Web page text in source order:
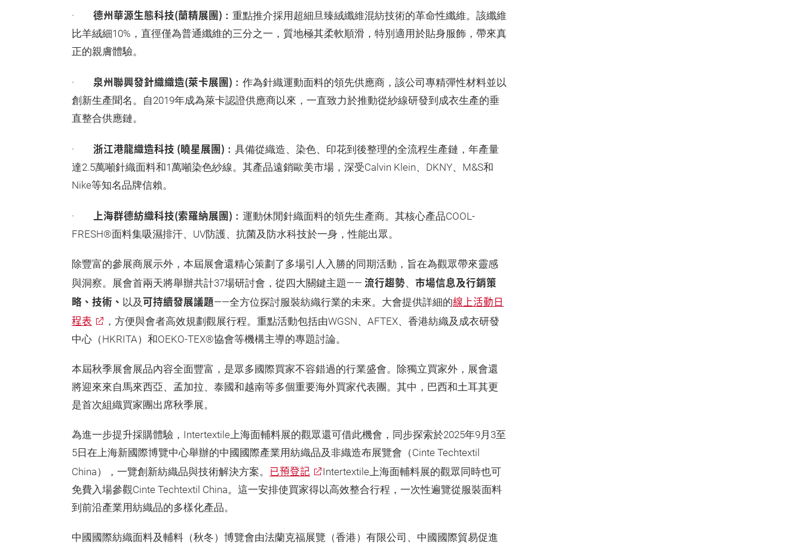
· 德州華源生態科技(蘭精展團) ︰重點推介採用超細旦臻絨纖維混紡技術的革命性纖維。該纖維
比羊絨細10%，直徑僅為普通纖維的三分之一，質地極其柔軟順滑，特別適用於貼身服飾，帶來真
正的親膚體驗。
· 泉州聯興發針織織造(萊卡展團) ︰作為針織運動面料的領先供應商，該公司專精彈性材料並以
創新生產聞名。自2019年成為萊卡認證供應商以來，一直致力於推動從紗線研發到成衣生產的垂
直整合供應鏈。
· 浙江港龍織造科技 (曉星展團) ︰具備從織造、染色、印花到後整理的全流程生產鏈，年產量
達2.5萬噸針織面料和1萬噸染色紗線。其產品遠銷歐美市場，深受Calvin Klein、DKNY、M&S和
Nike等知名品牌信賴。
· 上海群德紡織科技(索羅納展團) ︰運動休閒針織面料的領先生產商。其核心產品COOL-
FRESH®面料集吸濕排汗、UV防護、抗菌及防水科技於一身，性能出眾。
除豐富的參展商展示外，本屆展會還精心策劃了多場引人入勝的同期活動，旨在為觀眾帶來靈感
與洞察。展會首兩天將舉辦共計37場研討會，從四大關鍵主題—— 流行趨勢、 市場信息及行銷策
略、技術、 以及可持續發展議題——全方位探討服裝紡織行業的未來。大會提供詳細的線上活動日
程表
，方便與會者高效規劃觀展行程。重點活動包括由WGSN、AFTEX、香港紡織及成衣研發
中心（HKRITA）和OEKO-TEX®協會等機構主導的專題討論。
本屆秋季展會展品內容全面豐富，是眾多國際買家不容錯過的行業盛會。除獨立買家外，展會還
將迎來來自馬來西亞、孟加拉、泰國和越南等多個重要海外買家代表團。其中，巴西和土耳其更
是首次組織買家團出席秋季展。
為進一步提升採購體驗，Intertextile上海面輔料展的觀眾還可借此機會，同步探索於2025年9月3至
5日在上海新國際博覽中心舉辦的中國國際產業用紡織品及非織造布展覽會（Cinte Techtextil
China），一覽創新紡織品與技術解決方案。 已預登記
Intertextile上海面輔料展的觀眾同時也可
免費入場參觀Cinte Techtextil China。這一安排使買家得以高效整合行程，一次性遍覽從服裝面料
到前沿產業用紡織品的多樣化產品。
中國國際紡織面料及輔料（秋冬）博覽會由法蘭克福展覽（香港）有限公司、中國國際貿易促進